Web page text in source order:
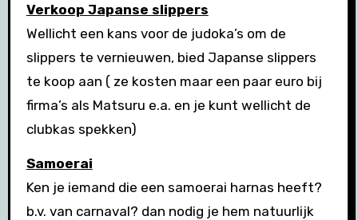
Verkoop Japanse slippers
Wellicht een kans voor de judoka’s om de
slippers te vernieuwen, bied Japanse slippers
te koop aan ( ze kosten maar een paar euro bij
firma’s als Matsuru e.a. en je kunt wellicht de
clubkas spekken)
Samoerai
Ken je iemand die een samoerai harnas heeft?
b.v. van carnaval? dan nodig je hem natuurlijk